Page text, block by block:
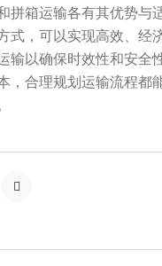
拼箱运输各有其优势与
式，可以实现高效、经
输以确保时效性和安全
，合理规划运输流程都